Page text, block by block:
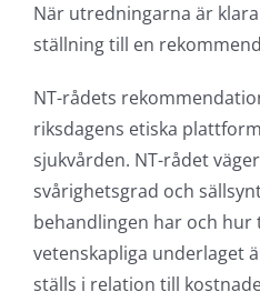
När utredningarna är
ställning till en
NT-rådets
riksdagens etiska
sjukvården. NT-rådet
svårighetsgrad och
behandlingen har och
vetenskapliga underlaget
ställs i relation till